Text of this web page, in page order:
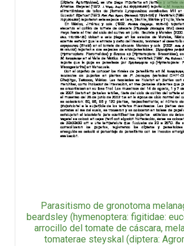
Parasitismo de gronotoma
beardsley (hymenoptera: figitidae:
arrocillo del tomate de cáscara,
tomaterae steyskal (diptera: